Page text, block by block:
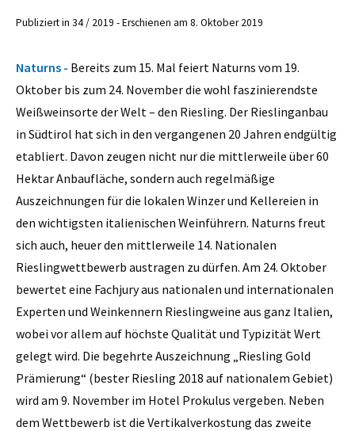
Publiziert in 34 / 2019 - Erschienen am 8. Oktober 2019
Naturns - Bereits zum 15. Mal feiert Naturns vom 19.
Oktober bis zum 24. November die wohl faszinierendste
Weißweinsorte der Welt – den Riesling. Der Rieslinganbau
in Südtirol hat sich in den vergangenen 20 Jahren endgültig
etabliert. Davon zeugen nicht nur die mittlerweile über 60
Hektar Anbaufläche, sondern auch regelmäßige
Auszeichnungen für die lokalen Winzer und Kellereien in
den wichtigsten italienischen Weinführern. Naturns freut
sich auch, heuer den mittlerweile 14. Nationalen
Rieslingwettbewerb austragen zu dürfen. Am 24. Oktober
bewertet eine Fachjury aus nationalen und internationalen
Experten und Weinkennern Rieslingweine aus ganz Italien,
wobei vor allem auf höchste Qualität und Typizität Wert
gelegt wird. Die begehrte Auszeichnung „Riesling Gold
Prämierung“ (bester Riesling 2018 auf nationalem Gebiet)
wird am 9. November im Hotel Prokulus vergeben. Neben
dem Wettbewerb ist die Vertikalverkostung das zweite